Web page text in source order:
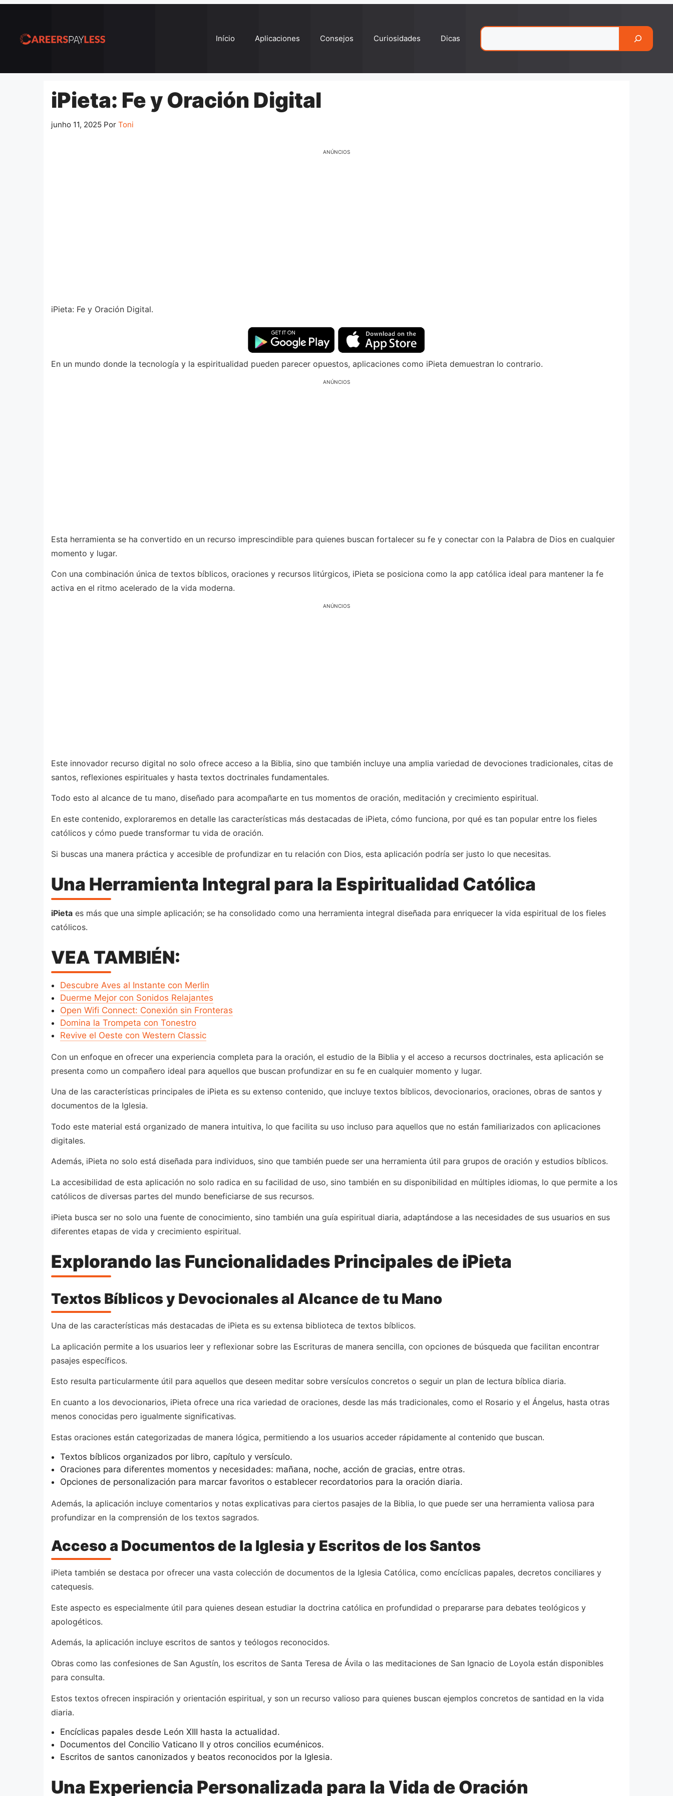
conteúdo
Início Aplicaciones Consejos Curiosidades Dicas
iPieta: Fe y Oración Digital
junho 11, 2025 Por Toni
ANÚNCIOS
iPieta: Fe y Oración Digital.
En un mundo donde la tecnología y la espiritualidad pueden parecer opuestos, aplicaciones como iPieta demuestran lo contrario.
ANÚNCIOS
Esta herramienta se ha convertido en un recurso imprescindible para quienes buscan fortalecer su fe y conectar con la Palabra de Dios en cualquier
momento y lugar.
Con una combinación única de textos bíblicos, oraciones y recursos litúrgicos, iPieta se posiciona como la app católica ideal para mantener la fe
activa en el ritmo acelerado de la vida moderna.
ANÚNCIOS
Este innovador recurso digital no solo ofrece acceso a la Biblia, sino que también incluye una amplia variedad de devociones tradicionales, citas de
santos, reflexiones espirituales y hasta textos doctrinales fundamentales.
Todo esto al alcance de tu mano, diseñado para acompañarte en tus momentos de oración, meditación y crecimiento espiritual.
En este contenido, exploraremos en detalle las características más destacadas de iPieta, cómo funciona, por qué es tan popular entre los fieles
católicos y cómo puede transformar tu vida de oración.
Si buscas una manera práctica y accesible de profundizar en tu relación con Dios, esta aplicación podría ser justo lo que necesitas.
Una Herramienta Integral para la Espiritualidad Católica
iPieta es más que una simple aplicación; se ha consolidado como una herramienta integral diseñada para enriquecer la vida espiritual de los fieles
católicos.
VEA TAMBIÉN:
Descubre Aves al Instante con Merlin
Duerme Mejor con Sonidos Relajantes
Open Wifi Connect: Conexión sin Fronteras
Domina la Trompeta con Tonestro
Revive el Oeste con Western Classic
Con un enfoque en ofrecer una experiencia completa para la oración, el estudio de la Biblia y el acceso a recursos doctrinales, esta aplicación se
presenta como un compañero ideal para aquellos que buscan profundizar en su fe en cualquier momento y lugar.
Una de las características principales de iPieta es su extenso contenido, que incluye textos bíblicos, devocionarios, oraciones, obras de santos y
documentos de la Iglesia.
Todo este material está organizado de manera intuitiva, lo que facilita su uso incluso para aquellos que no están familiarizados con aplicaciones
digitales.
Además, iPieta no solo está diseñada para individuos, sino que también puede ser una herramienta útil para grupos de oración y estudios bíblicos.
La accesibilidad de esta aplicación no solo radica en su facilidad de uso, sino también en su disponibilidad en múltiples idiomas, lo que permite a los
católicos de diversas partes del mundo beneficiarse de sus recursos.
iPieta busca ser no solo una fuente de conocimiento, sino también una guía espiritual diaria, adaptándose a las necesidades de sus usuarios en sus
diferentes etapas de vida y crecimiento espiritual.
Explorando las Funcionalidades Principales de iPieta
Textos Bíblicos y Devocionales al Alcance de tu Mano
Una de las características más destacadas de iPieta es su extensa biblioteca de textos bíblicos.
La aplicación permite a los usuarios leer y reflexionar sobre las Escrituras de manera sencilla, con opciones de búsqueda que facilitan encontrar
pasajes específicos.
Esto resulta particularmente útil para aquellos que deseen meditar sobre versículos concretos o seguir un plan de lectura bíblica diaria.
En cuanto a los devocionarios, iPieta ofrece una rica variedad de oraciones, desde las más tradicionales, como el Rosario y el Ángelus, hasta otras
menos conocidas pero igualmente significativas.
Estas oraciones están categorizadas de manera lógica, permitiendo a los usuarios acceder rápidamente al contenido que buscan.
Textos bíblicos organizados por libro, capítulo y versículo.
Oraciones para diferentes momentos y necesidades: mañana, noche, acción de gracias, entre otras.
Opciones de personalización para marcar favoritos o establecer recordatorios para la oración diaria.
Además, la aplicación incluye comentarios y notas explicativas para ciertos pasajes de la Biblia, lo que puede ser una herramienta valiosa para
profundizar en la comprensión de los textos sagrados.
Acceso a Documentos de la Iglesia y Escritos de los Santos
iPieta también se destaca por ofrecer una vasta colección de documentos de la Iglesia Católica, como encíclicas papales, decretos conciliares y
catequesis.
Este aspecto es especialmente útil para quienes desean estudiar la doctrina católica en profundidad o prepararse para debates teológicos y
apologéticos.
Además, la aplicación incluye escritos de santos y teólogos reconocidos.
Obras como las confesiones de San Agustín, los escritos de Santa Teresa de Ávila o las meditaciones de San Ignacio de Loyola están disponibles
para consulta.
Estos textos ofrecen inspiración y orientación espiritual, y son un recurso valioso para quienes buscan ejemplos concretos de santidad en la vida
diaria.
Encíclicas papales desde León XIII hasta la actualidad.
Documentos del Concilio Vaticano II y otros concilios ecuménicos.
Escritos de santos canonizados y beatos reconocidos por la Iglesia.
Una Experiencia Personalizada para la Vida de Oración